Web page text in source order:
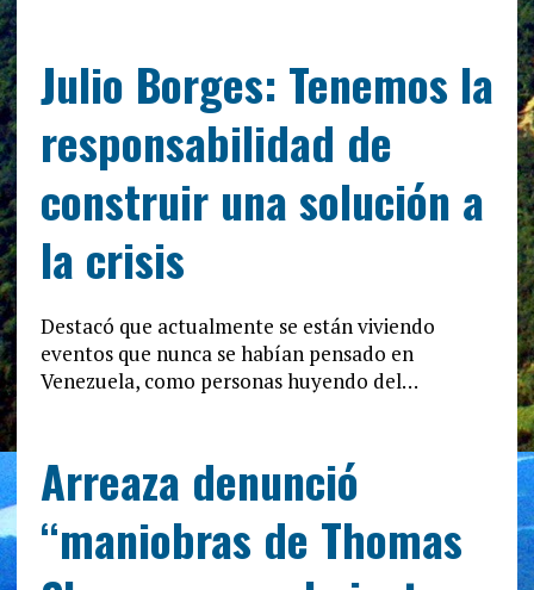
Julio Borges: Tenemos la
responsabilidad de
construir una solución a
la crisis
Destacó que actualmente se están viviendo
eventos que nunca se habían pensado en
Venezuela, como personas huyendo del…
Arreaza denunció
“maniobras de Thomas